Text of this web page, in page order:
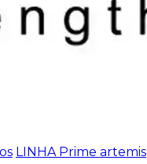
LINHA Prime artemis